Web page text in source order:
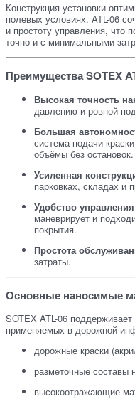
Конструкция установки
полевых условиях. ATL-06
и простоту управления, что
точно и с минимальными
Преимущества SOTEX
Высокая точность
давлению и ровной
Большая
система подачи
объёмы без остановок.
Усиленная
парковках, складах и
Удобство
маневрирует и
покрытия.
Простота
затраты.
Основные наносимые
SOTEX ATL-06
применяемых в дорожной
дорожные краски
разметочные составы
высокоотражающие